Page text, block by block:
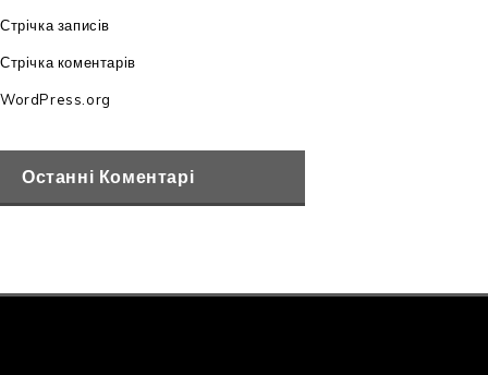
Стрічка записів
Стрічка коментарів
WordPress.org
Останні Коментарі